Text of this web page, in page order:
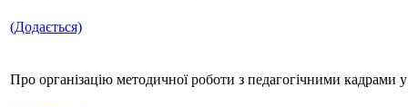
(Додається)
Про організацію методичної роботи з педагогічними кадрами